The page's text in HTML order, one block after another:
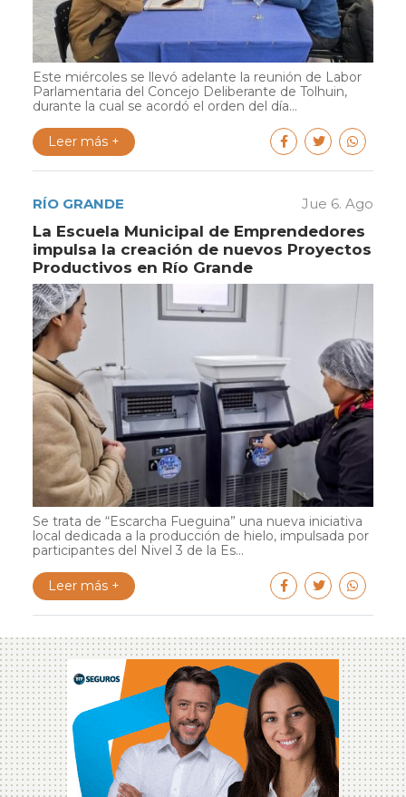
Este miércoles se llevó adelante la reunión de Labor
Parlamentaria del Concejo Deliberante de Tolhuin,
durante la cual se acordó el orden del día...
Leer más +
RÍO GRANDE Jue 6. Ago
La Escuela Municipal de Emprendedores
impulsa la creación de nuevos Proyectos
Productivos en Río Grande
Se trata de “Escarcha Fueguina” una nueva iniciativa
local dedicada a la producción de hielo, impulsada por
participantes del Nivel 3 de la Es...
Leer más +